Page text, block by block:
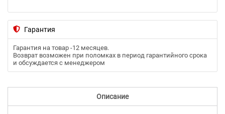
Гарантия
Гарантия на товар -12 месяцев.
Возврат возможен при поломках в период гарантийного срока
и обсуждается с менеджером
Описание